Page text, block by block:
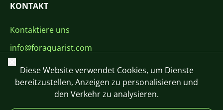
KONTAKT
Kontaktiere uns
info@foraquarist.com
+420 603 449 602
Schließen
Diese Website verwendet Cookies, um Dienste
bereitzustellen, Anzeigen zu personalisieren und
den Verkehr zu analysieren.